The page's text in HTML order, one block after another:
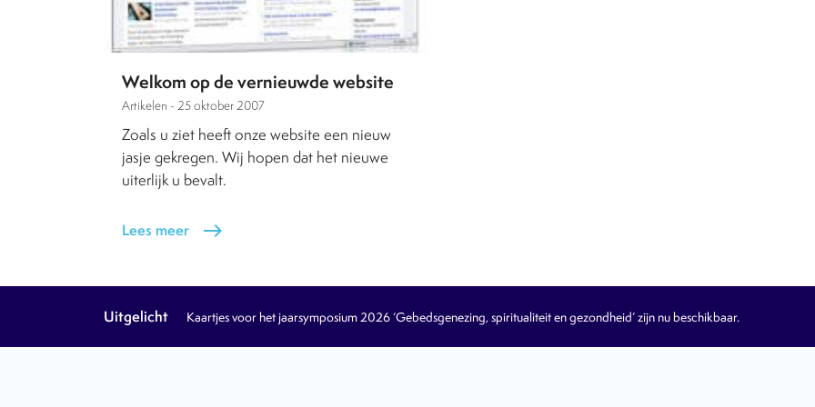
Welkom op de vernieuwde website
Artikelen - 25 oktober 2007
Zoals u ziet heeft onze website een nieuw
jasje gekregen. Wij hopen dat het nieuwe
uiterlijk u bevalt.
Lees meer east
Uitgelicht Kaartjes voor het jaarsymposium 2026 ‘Gebedsgenezing, spiritualiteit en gezondheid’ zijn nu beschikbaar.